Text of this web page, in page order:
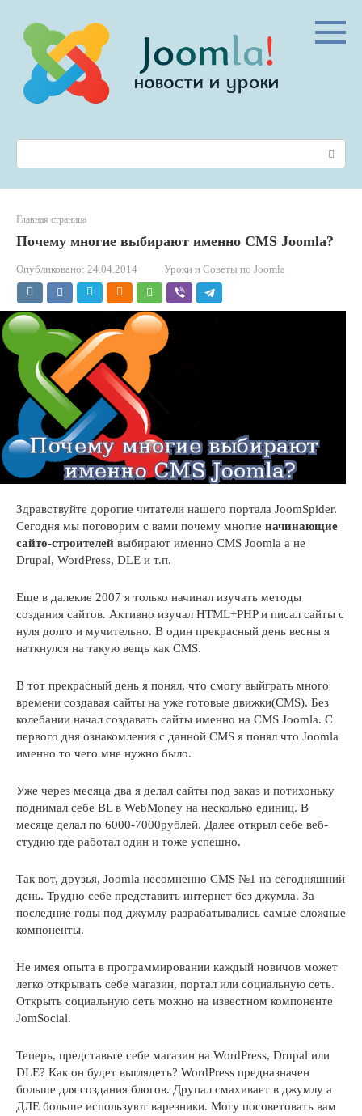
контенту
Главная страница
Почему многие выбирают именно CMS Joomla?
Опубликовано: 24.04.2014 Уроки и Советы по Joomla
Здравствуйте дорогие читатели нашего портала JoomSpider.
Сегодня мы поговорим с вами почему многие начинающие
сайто-строителей выбирают именно CMS Joomla а не
Drupal, WordPress, DLE и т.п.
Еще в далекие 2007 я только начинал изучать методы
создания сайтов. Активно изучал HTML+PHP и писал сайты с
нуля долго и мучительно. В один прекрасный день весны я
наткнулся на такую вещь как CMS.
В тот прекрасный день я понял, что смогу выйграть много
времени создавая сайты на уже готовые движки(CMS). Без
колебании начал создавать сайты именно на CMS Joomla. С
первого дня ознакомления с данной CMS я понял что Joomla
именно то чего мне нужно было.
Уже через месяца два я делал сайты под заказ и потихоньку
поднимал себе BL в WebMoney на несколько единиц. В
месяце делал по 6000-7000рублей. Далее открыл себе веб-
студию где работал один и тоже успешно.
Так вот, друзья, Joomla несомненно CMS №1 на сегодняшний
день. Трудно себе представить интернет без джумла. За
последние годы под джумлу разрабатывались самые сложные
компоненты.
Не имея опыта в программировании каждый новичов может
легко открывать себе магазин, портал или социальную сеть.
Открыть социальную сеть можно на известном компоненте
JomSocial.
Теперь, представьте себе магазин на WordPress, Drupal или
DLE? Как он будет выглядеть? WordPress предназначен
больше для создания блогов. Друпал смахивает в джумлу а
ДЛЕ больше используют варезники. Могу посоветовать вам